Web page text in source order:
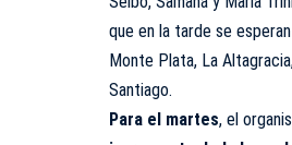
que en la tarde se
Monte Plata, La
Santiago.
Para el martes, el